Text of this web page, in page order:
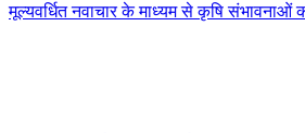
मूल्यवर्धित नवाचार के माध्यम से कृषि